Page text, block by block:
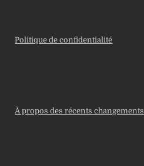
Politique de confidentialité
À propos des récents changements